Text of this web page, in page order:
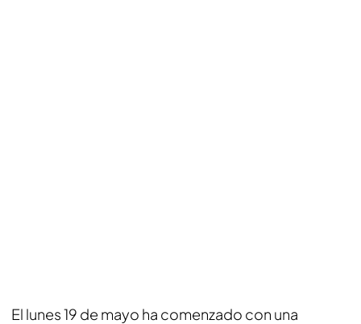
El lunes 19 de mayo ha comenzado con una